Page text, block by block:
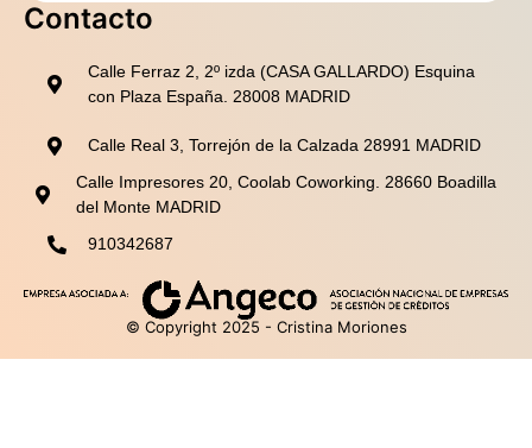
Contacto
Calle Ferraz 2, 2º izda (CASA GALLARDO) Esquina
con Plaza España. 28008 MADRID
Calle Real 3, Torrejón de la Calzada 28991 MADRID
Calle Impresores 20, Coolab Coworking. 28660 Boadilla
del Monte MADRID
910342687
© Copyright 2025 - Cristina Moriones